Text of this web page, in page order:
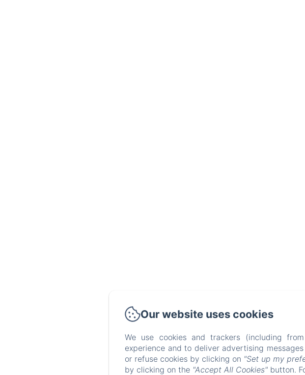
Our website uses cookies
We use cookies and trackers (including
experience and to deliver advertising
or refuse cookies by clicking on "Set up my
by clicking on the "Accept All Cookies" button.